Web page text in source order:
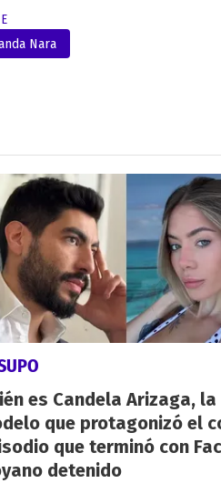
Nara
es Candela Arizaga, la
que protagonizó el
que terminó con
detenido